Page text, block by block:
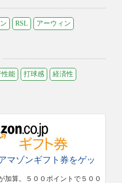
RSL アーウィン
性能 打球感 経済性
マゾンギフト券をゲッ
加算。５００ポイントで５００